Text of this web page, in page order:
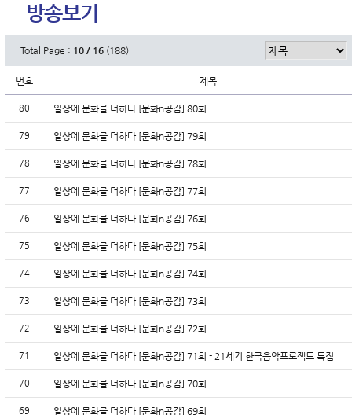
방송보기
Total Page : 10 / 16 (188)
번호 제목
80 일상에 문화를 더하다 [문화n공감] 80회
79 일상에 문화를 더하다 [문화n공감] 79회
78 일상에 문화를 더하다 [문화n공감] 78회
77 일상에 문화를 더하다 [문화n공감] 77회
76 일상에 문화를 더하다 [문화n공감] 76회
75 일상에 문화를 더하다 [문화n공감] 75회
74 일상에 문화를 더하다 [문화n공감] 74회
73 일상에 문화를 더하다 [문화n공감] 73회
72 일상에 문화를 더하다 [문화n공감] 72회
71 일상에 문화를 더하다 [문화n공감] 71회 - 21세기 한국음악프로젝트 특집
70 일상에 문화를 더하다 [문화n공감] 70회
69 일상에 문화를 더하다 [문화n공감] 69회